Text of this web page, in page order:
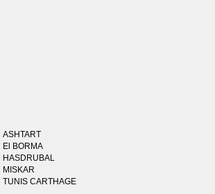
ASHTART
El BORMA
HASDRUBAL
MISKAR
TUNIS CARTHAGE